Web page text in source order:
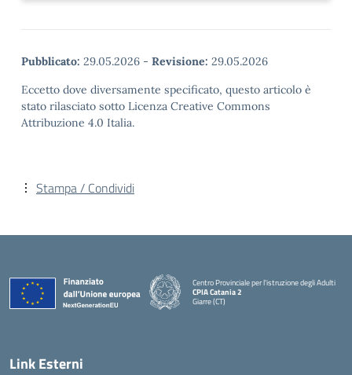
Pubblicato: 29.05.2026 - Revisione: 29.05.2026
Eccetto dove diversamente specificato, questo articolo è
stato rilasciato sotto Licenza Creative Commons
Attribuzione 4.0 Italia.
Stampa / Condividi
Centro Provinciale per l'istruzione degli Adulti
CPIA Catania 2
Giarre (CT)
Link Esterni